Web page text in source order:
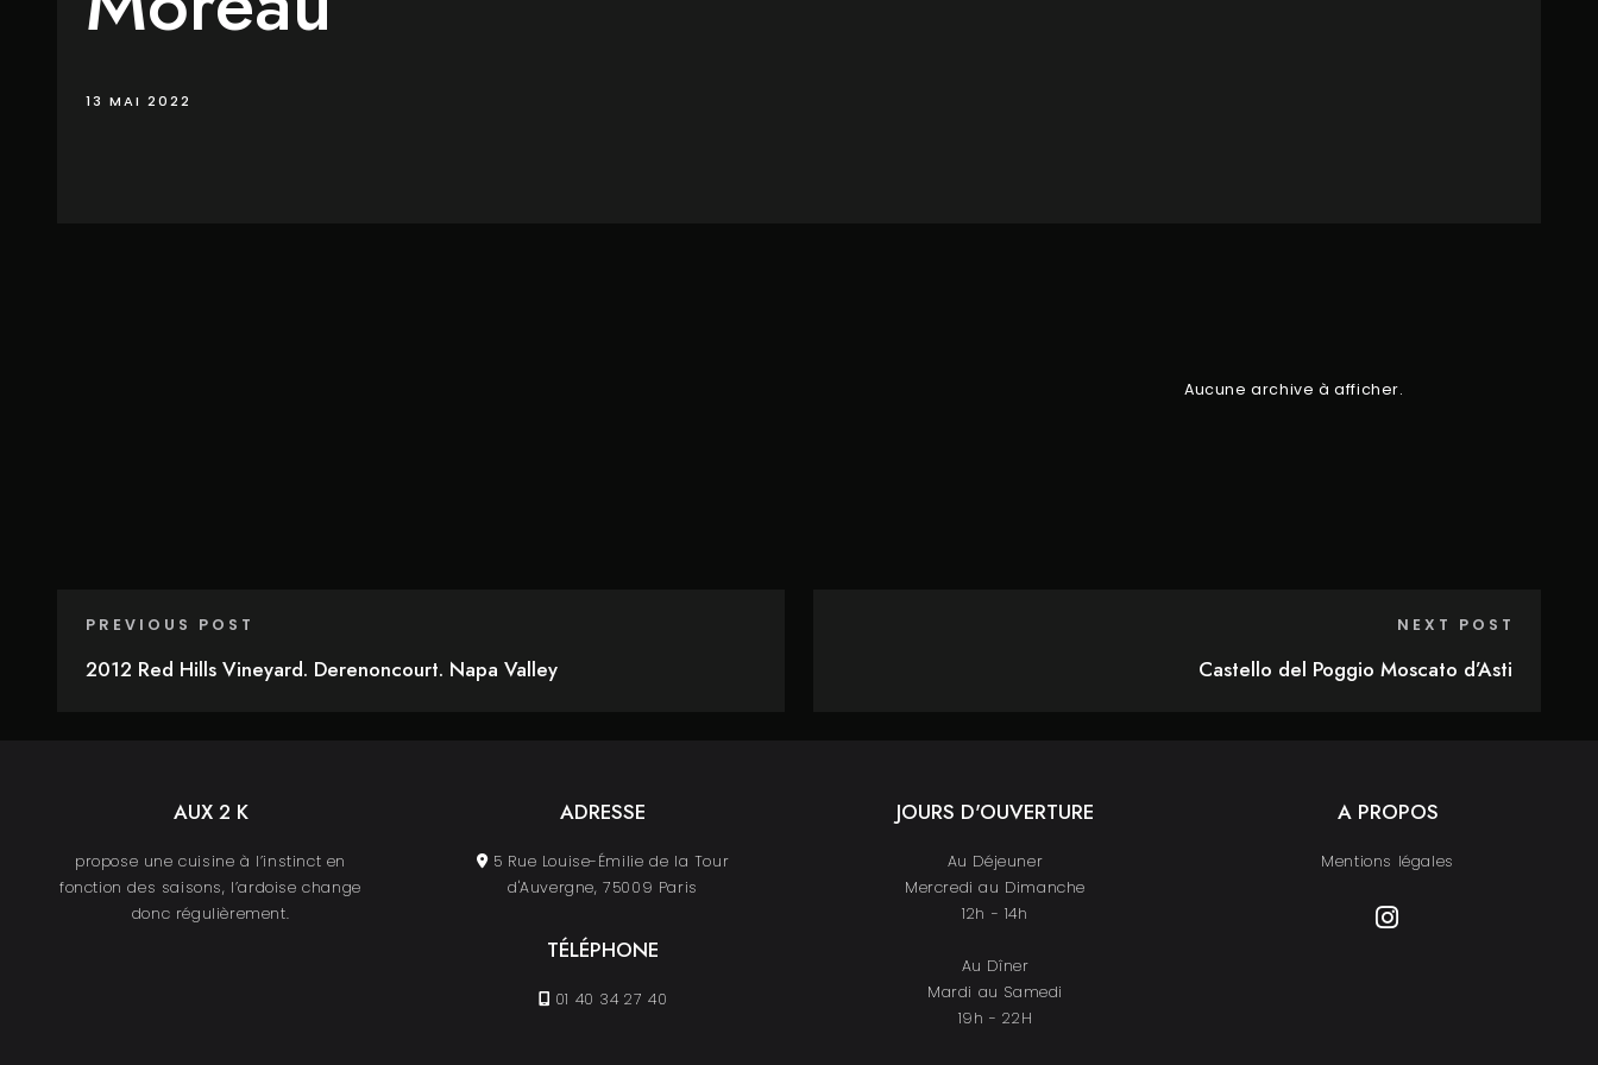
13 MAI 2022
Aucune archive à afficher.
PREVIOUS POST
2012 Red Hills Vineyard. Derenoncourt. Napa Valley
NEXT POST
Castello del Poggio Moscato d’Asti
AUX 2 K
propose une cuisine à l’instinct en
fonction des saisons, l’ardoise change
donc régulièrement.
ADRESSE
5 Rue Louise-Émilie de la Tour
d'Auvergne, 75009 Paris
TÉLÉPHONE
01 40 34 27 40
JOURS D'OUVERTURE
Au Déjeuner
Mercredi au Dimanche
12h - 14h
Au Dîner
Mardi au Samedi
19h - 22H
A PROPOS
Mentions légales